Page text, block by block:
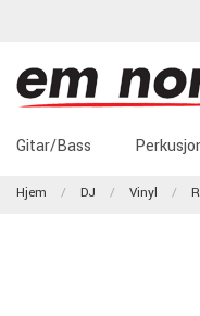
Gitar/Bass
Hjem DJ Vinyl